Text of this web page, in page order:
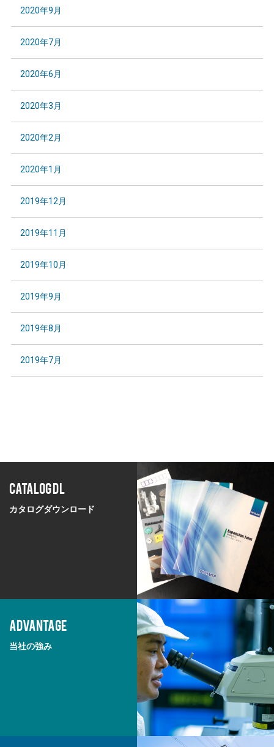
2020年9月
2020年7月
2020年6月
2020年3月
2020年2月
2020年1月
2019年12月
2019年11月
2019年10月
2019年9月
2019年8月
2019年7月
CATALOG DL
カタログダウンロード
ADVANTAGE
当社の強み